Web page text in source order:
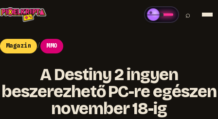
⌕
Magazin / MMO
A Destiny 2 ingyen
beszerezhető PC-re egészen
november 18-ig